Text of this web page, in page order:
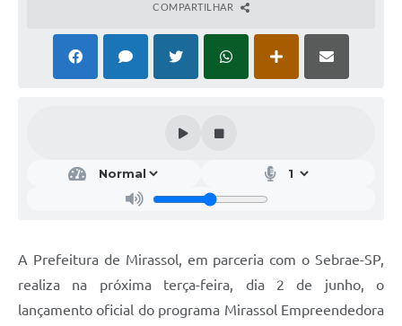
COMPARTILHAR
A Prefeitura de Mirassol, em parceria com o Sebrae-SP,
realiza na próxima terça-feira, dia 2 de junho, o
lançamento oficial do programa Mirassol Empreendedora